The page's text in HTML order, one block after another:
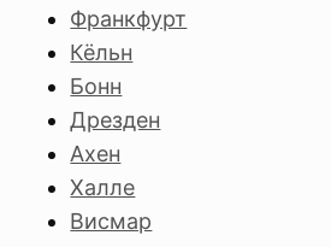
Франкфурт
Кёльн
Бонн
Дрезден
Ахен
Халле
Висмар